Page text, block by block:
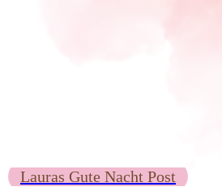
Lauras Gute Nacht Post